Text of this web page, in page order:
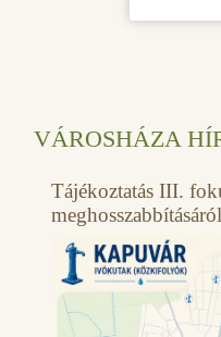
VÁROSHÁZA
Tájékoztatás III.